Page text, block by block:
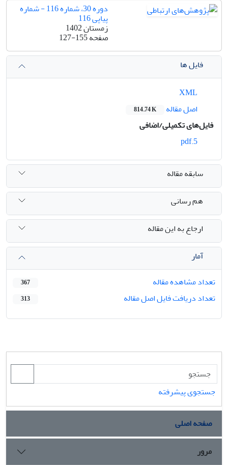
دوره 30، شماره 116 - شماره
پیاپی 116
زمستان 1402
صفحه127-155
فایل ها
اصل مقاله
814.74 K
فایل‌های تکمیلی/اضافی
سابقه مقاله
هم رسانی
ارجاع به این مقاله
آمار
تعداد مشاهده مقاله
367
تعداد دریافت فایل اصل مقاله 313
جستجوی پیشرفته
صفحه اصلی
مرور